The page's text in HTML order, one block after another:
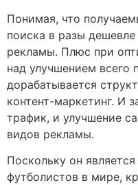
Понимая, что
поиска в разы
рекламы. Плюс при
над улучшением всего
дорабатывается
контент-маркетинг. И
трафик, и улучшение
видов рекламы.
Поскольку он
футболистов в мире,